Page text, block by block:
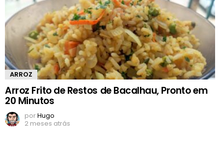
ARROZ
Arroz Frito de Restos de Bacalhau, Pronto em
20 Minutos
porHugo
2 meses atrás